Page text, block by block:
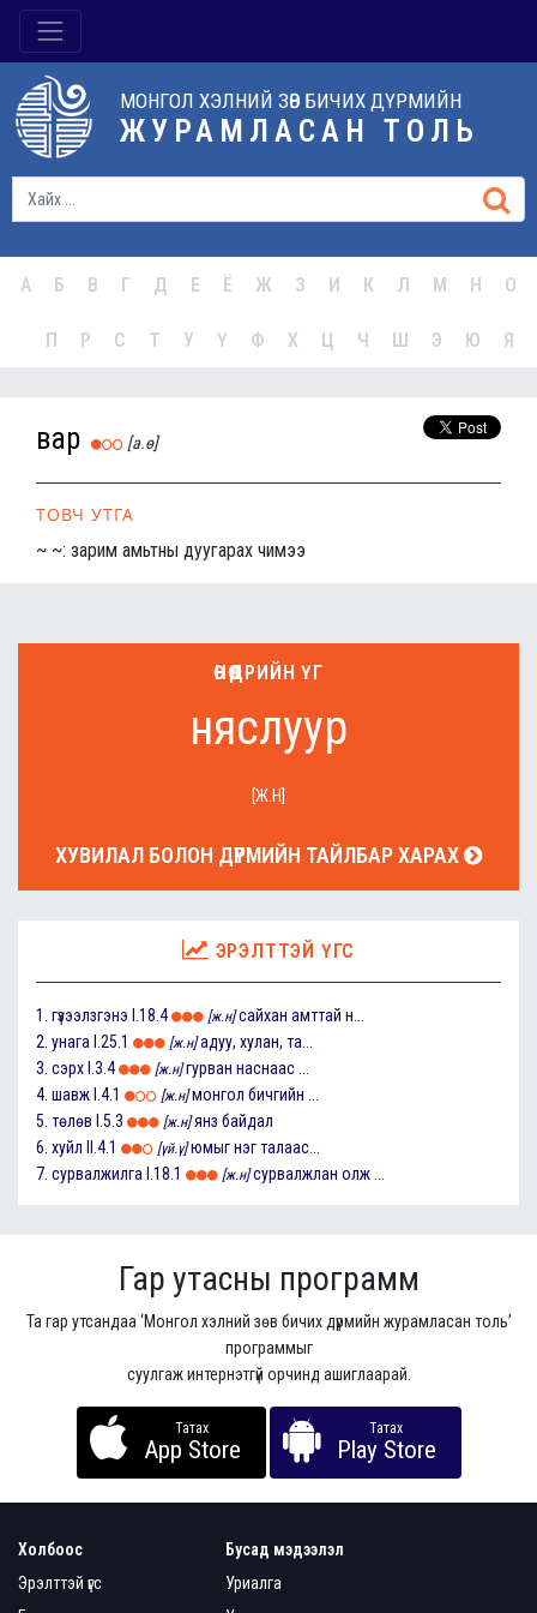
МОНГОЛ ХЭЛНИЙ ЗӨВ БИЧИХ ДҮРМИЙН
ЖУРАМЛАСАН ТОЛЬ
А Б В Г Д Е Ё Ж З И К Л М Н О
П Р С Т У Ү Ф Х Ц Ч Ш Э Ю Я
вар [а.ө]
ТОВЧ УТГА
~ ~: зарим амьтны дуугарах чимээ
ӨНӨӨДРИЙН ҮГ
няслуур
[Ж.Н]
ХУВИЛАЛ БОЛОН ДҮРМИЙН ТАЙЛБАР ХАРАХ
ЭРЭЛТТЭЙ ҮГС
1. гүзээлзгэнэ I.18.4 [ж.н] сайхан амттай н...
2. унага I.25.1 [ж.н] адуу, хулан, та...
3. сэрх I.3.4 [ж.н] гурван наснаас ...
4. шавж I.4.1 [ж.н] монгол бичгийн ...
5. төлөв I.5.3 [ж.н] янз байдал
6. хуйл II.4.1 [үй.ү] юмыг нэг талаас...
7. сурвалжилга I.18.1 [ж.н] сурвалжлан олж ...
Гар утасны программ
Та гар утсандаа ‘Монгол хэлний зөв бичих дүрмийн журамласан толь’
программыг
суулгаж интернэтгүй орчинд ашиглаарай.
Татах
App Store
Татах
Play Store
Холбоос
Эрэлттэй үгс
Бусад мэдээлэл
Уриалга